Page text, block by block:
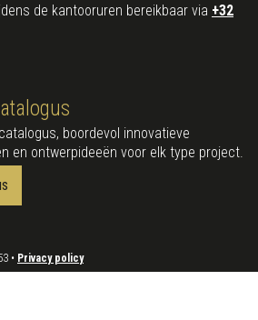
de kantooruren bereikbaar via +32
boordevol innovatieve
en ontwerpideeën voor elk type project.
• Privacy policy